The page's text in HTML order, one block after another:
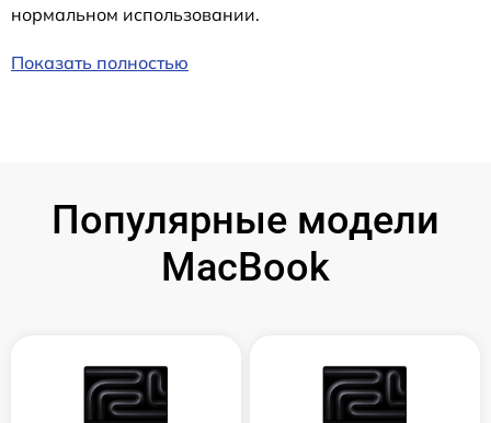
нормальном использовании.
Показать полностью
Популярные модели
MacBook